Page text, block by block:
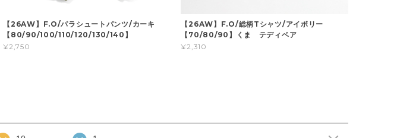
【26AW】F.O/パラシュートパンツ/カーキ
【80/90/100/110/120/130/140】
¥2,750
【26AW】F.O/総柄Tシャツ/アイボリー
【70/80/90】くま テディベア
¥2,310